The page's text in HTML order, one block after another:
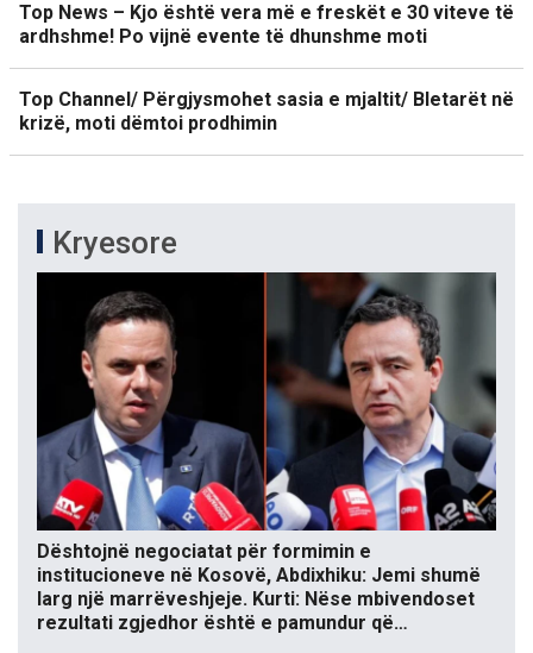
Top News – Kjo është vera më e freskët e 30 viteve të
ardhshme! Po vijnë evente të dhunshme moti
Top Channel/ Përgjysmohet sasia e mjaltit/ Bletarët në
krizë, moti dëmtoi prodhimin
Kryesore
Dështojnë negociatat për formimin e
institucioneve në Kosovë, Abdixhiku: Jemi shumë
larg një marrëveshjeje. Kurti: Nëse mbivendoset
rezultati zgjedhor është e pamundur që…